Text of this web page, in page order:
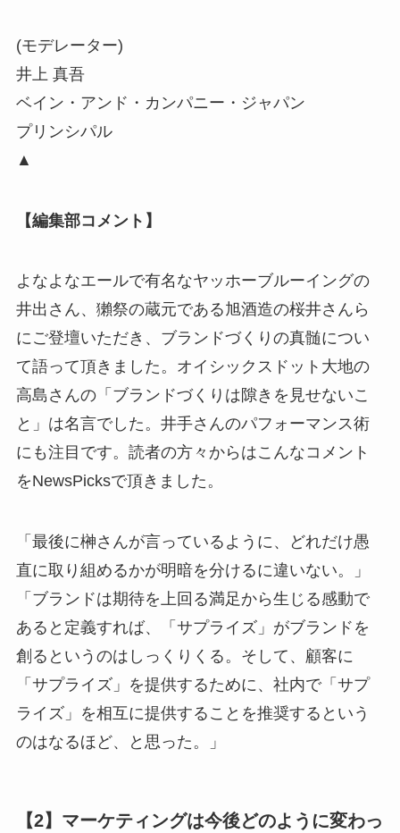
(モデレーター)
井上 真吾
ベイン・アンド・カンパニー・ジャパン
プリンシパル
▲
【編集部コメント】
よなよなエールで有名なヤッホーブルーイングの
井出さん、獺祭の蔵元である旭酒造の桜井さんら
にご登壇いただき、ブランドづくりの真髄につい
て語って頂きました。オイシックスドット大地の
高島さんの「ブランドづくりは隙きを見せないこ
と」は名言でした。井手さんのパフォーマンス術
にも注目です。読者の方々からはこんなコメント
をNewsPicksで頂きました。
「最後に榊さんが言っているように、どれだけ愚
直に取り組めるかが明暗を分けるに違いない。」
「ブランドは期待を上回る満足から生じる感動で
あると定義すれば、「サプライズ」がブランドを
創るというのはしっくりくる。そして、顧客に
「サプライズ」を提供するために、社内で「サプ
ライズ」を相互に提供することを推奨するという
のはなるほど、と思った。」
【2】マーケティングは今後どのように変わっ